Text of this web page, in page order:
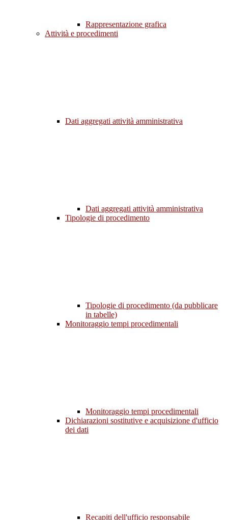
Rappresentazione grafica
Attività e procedimenti
Dati aggregati attività amministrativa
Dati aggregati attività amministrativa
Tipologie di procedimento
Tipologie di procedimento (da pubblicare
in tabelle)
Monitoraggio tempi procedimentali
Monitoraggio tempi procedimentali
Dichiarazioni sostitutive e acquisizione d'ufficio
dei dati
Recapiti dell'ufficio responsabile